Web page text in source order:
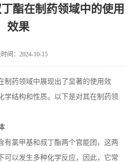
酯在制药领域中的使用
效果
间：2024-10-15
制药领域中展现出了显著的使用效
学结构和性质。以下是对其在制药领
有氯甲基和叔丁酯两个官能团，这两
可以发生多种化学反应，因此，它常